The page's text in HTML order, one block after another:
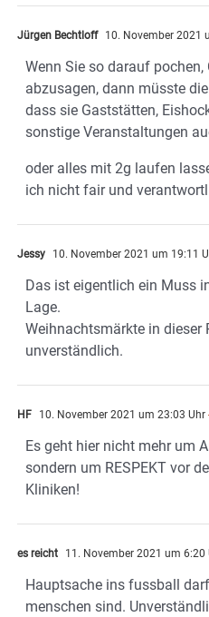
Jürgen Bechtloff 10. November 2021
Wenn Sie so darauf
abzusagen, dann müsste
dass sie Gaststätten,
sonstige Veranstaltungen
oder alles mit 2g laufen
ich nicht fair und
Jessy 10. November 2021 um 19:11
Das ist eigentlich ein Muss
Lage.
Weihnachtsmärkte in dieser
unverständlich.
HF 10. November 2021 um 23:03 Uhr
Es geht hier nicht mehr um
sondern um RESPEKT vor
Kliniken!
es reicht 11. November 2021 um 6:20
Hauptsache ins fussball
menschen sind.